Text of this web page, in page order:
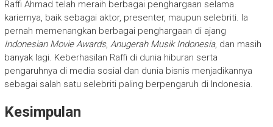
Raffi Ahmad telah meraih berbagai penghargaan selama
kariernya, baik sebagai aktor, presenter, maupun selebriti. Ia
pernah memenangkan berbagai penghargaan di ajang
Indonesian Movie Awards, Anugerah Musik Indonesia, dan masih
banyak lagi. Keberhasilan Raffi di dunia hiburan serta
pengaruhnya di media sosial dan dunia bisnis menjadikannya
sebagai salah satu selebriti paling berpengaruh di Indonesia.
Kesimpulan